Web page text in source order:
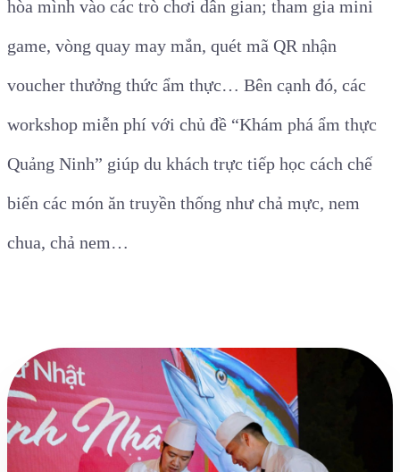
hòa mình vào các trò chơi dân gian; tham gia mini
game, vòng quay may mắn, quét mã QR nhận
voucher thưởng thức ẩm thực… Bên cạnh đó, các
workshop miễn phí với chủ đề “Khám phá ẩm thực
Quảng Ninh” giúp du khách trực tiếp học cách chế
biến các món ăn truyền thống như chả mực, nem
chua, chả nem…